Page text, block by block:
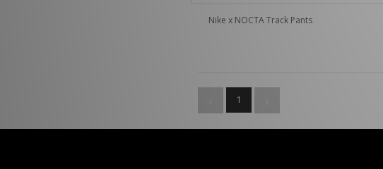
Nike x NOCTA Track Pants
1